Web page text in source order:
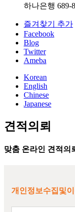
하나은행 689-
즐겨찾기 추가
Facebook
Blog
Twitter
Ameba
Korean
English
Chinese
Japanese
견적의뢰
맞춤 온라인 견적의
개인정보수집및